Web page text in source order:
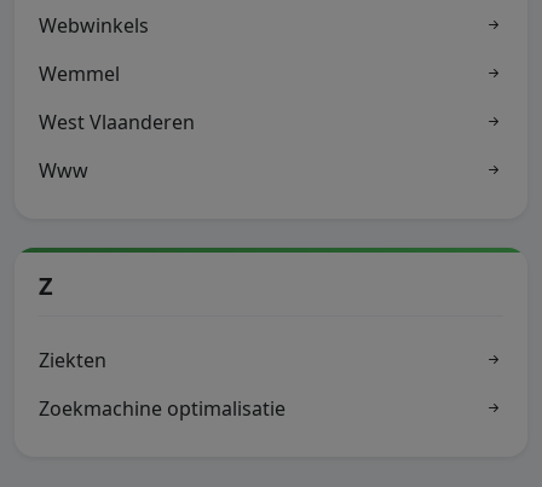
Webwinkels
Wemmel
West Vlaanderen
Www
Z
Ziekten
Zoekmachine optimalisatie